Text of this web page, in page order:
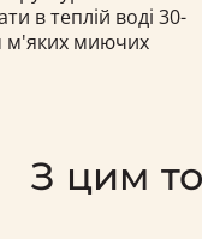
в теплій воді 30-
м'яких миючих
З цим